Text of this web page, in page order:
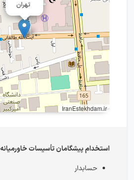
تهران
IranEstekhdam.ir
استخدام پیشگامان تأسیسات خاورمیانه
حسابدار